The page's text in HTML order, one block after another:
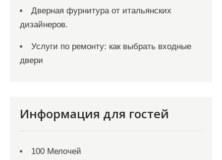
Дверная фурнитура от итальянских
дизайнеров.
Услуги по ремонту: как выбрать входные
двери
Информация для гостей
100 Мелочей